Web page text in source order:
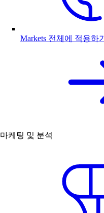
Markets 전체에 적용하기
마케팅 및 분석